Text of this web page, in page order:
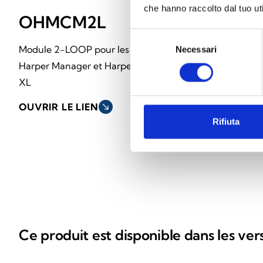
che hanno raccolto dal tuo
consenso
Necessari
Rifiuta
OHMCM2L
Module 2-LOOP pour les centrales
Harper Manager et Harper Manager
XL
OUVRIR LE LIEN south_east
Module serveur
centrales
Manager XL
OUVRIR LE
Ce produit est disponible dans les